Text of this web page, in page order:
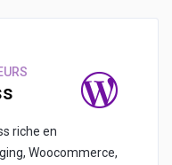
riche en
Woocommerce,